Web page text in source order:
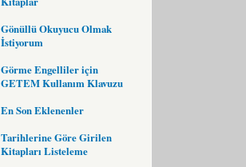
Gönüllü Okuyucu Olmak
İstiyorum
Görme Engelliler için
GETEM Kullanım Klavuzu
En Son Eklenenler
Tarihlerine Göre Girilen
Kitapları Listeleme